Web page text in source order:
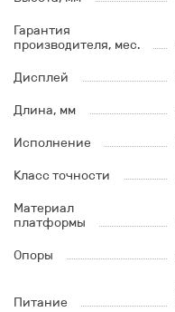
Гарантия
производителя, мес.
Дисплей
Длина, мм
Исполнение
Класс точности
Материал
платформы
Опоры
Питание